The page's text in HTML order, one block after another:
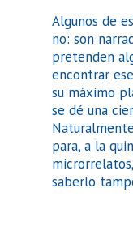
Algunos de
no: son
pretenden
encontrar
su máximo
se dé una
para, a la
saberlo